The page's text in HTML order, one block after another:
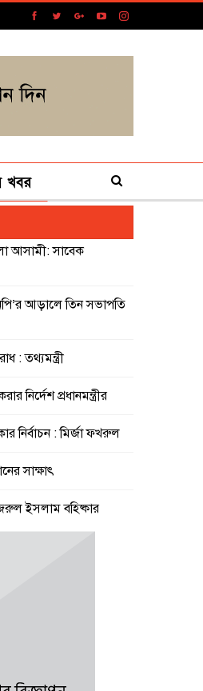
খবর
আসামী: সাবেক
আড়ালে তিন সভাপতি
: তথ্যমন্ত্রী
প্রধানমন্ত্রীর
নির্বাচন : মির্জা ফখরুল
সাক্ষাৎ
ইসলাম বহিষ্কার
ও অখিলেশ